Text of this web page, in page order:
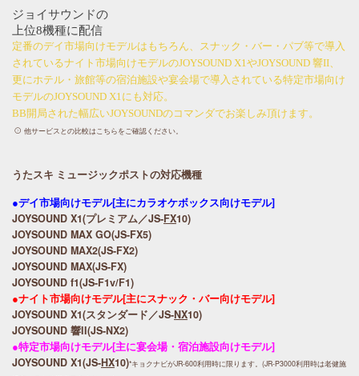
ジョイサウンドの
上位8機種に配信
定番のデイ市場向けモデルはもちろん、スナック・バー・パブ等で導入
されているナイト市場向けモデルのJOYSOUND X1やJOYSOUND 響II、
更にホテル・旅館等の宿泊施設や宴会場で導入されている特定市場向け
モデルのJOYSOUND X1にも対応。
BB開局された幅広いJOYSOUNDのコマンダでお楽しみ頂けます。
他サービスとの比較はこちらをご確認ください。
うたスキ ミュージックポストの対応機種
●デイ市場向けモデル[主にカラオケボックス向けモデル]
JOYSOUND X1(プレミアム／JS-FX10)
JOYSOUND MAX GO(JS-FX5)
JOYSOUND MAX2(JS-FX2)
JOYSOUND MAX(JS-FX)
JOYSOUND f1(JS-F1v/F1)
●ナイト市場向けモデル[主にスナック・バー向けモデル]
JOYSOUND X1(スタンダード／JS-NX10)
JOYSOUND 響II(JS-NX2)
●特定市場向けモデル[主に宴会場・宿泊施設向けモデル]
JOYSOUND X1(JS-HX10)*キョクナビがJR-600利用時に限ります。(JR-P3000利用時は老健施